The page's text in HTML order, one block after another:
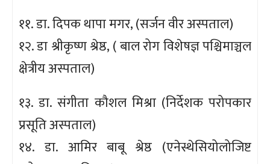
११. डा. दिपक थापा मगर, (सर्जन वीर अस्पताल)
१२. डा श्रीकृष्ण श्रेष्ठ, ( बाल रोग विशेषज्ञ पश्चिमाञ्चल
क्षेत्रीय अस्पताल)
१३. डा. संगीता कौशल मिश्रा (निर्देशक परोपकार
प्रसूति अस्पताल)
१४. डा. आमिर बाबू श्रेष्ठ (एनेस्थेसियोलोजिष्ट